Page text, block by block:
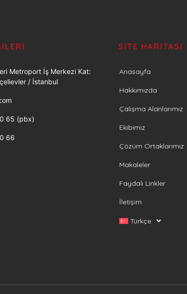
Metroport İş Merkezi Kat:
/ İstanbul
65 (pbx)
66
SITE HARITASI
Anasayfa
Hakkımızda
Çalışma Alanlarımız
Ekibimiz
Çözüm Ortaklarımız
Makaleler
Faydalı Linkler
İletişim
Türkçe